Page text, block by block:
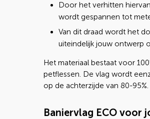
Door het verhitten
wordt gespannen tot
Van dit draad wordt het
uiteindelijk jouw ontwerp
Het materiaal bestaat voor
petflessen. De vlag wordt
op de achterzijde van 80-95%.
Baniervlag ECO voor